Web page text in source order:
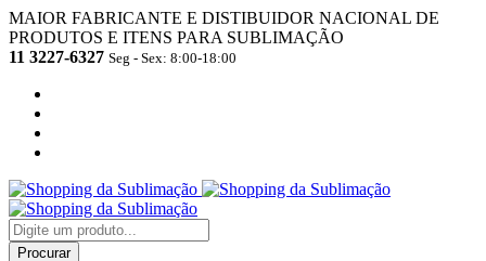
MAIOR FABRICANTE E DISTIBUIDOR NACIONAL DE
PRODUTOS E ITENS PARA SUBLIMAÇÃO
11 3227-6327 Seg - Sex: 8:00-18:00